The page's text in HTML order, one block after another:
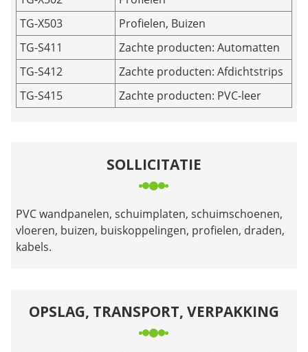
TG-X503
Profielen, Buizen
TG-S411
Zachte producten: Automatten
TG-S412
Zachte producten: Afdichtstrips
TG-S415
Zachte producten: PVC-leer
SOLLICITATIE
PVC wandpanelen, schuimplaten, schuimschoenen,
vloeren, buizen, buiskoppelingen, profielen, draden,
kabels.
OPSLAG, TRANSPORT, VERPAKKING